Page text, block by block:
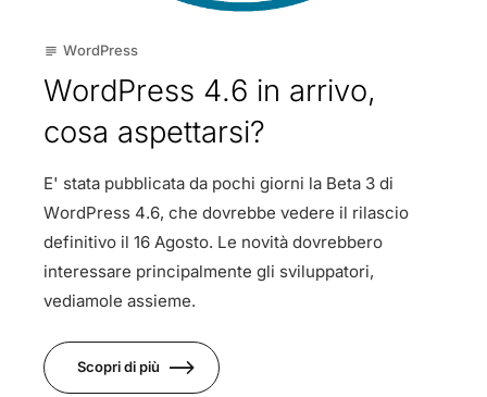
subject WordPress
WordPress 4.6 in arrivo,
cosa aspettarsi?
E' stata pubblicata da pochi giorni la Beta 3 di
WordPress 4.6, che dovrebbe vedere il rilascio
definitivo il 16 Agosto. Le novità dovrebbero
interessare principalmente gli sviluppatori,
vediamole assieme.
Scopri di più